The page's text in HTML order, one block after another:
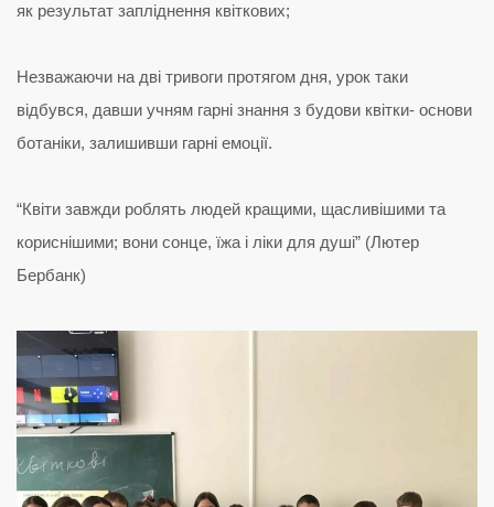
як результат запліднення квіткових;
Незважаючи на дві тривоги протягом дня, урок таки
відбувся, давши учням гарні знання з будови квітки- основи
ботаніки, залишивши гарні емоції.
“Квіти завжди роблять людей кращими, щасливішими та
кориснішими; вони сонце, їжа і ліки для душі” (Лютер
Бербанк)